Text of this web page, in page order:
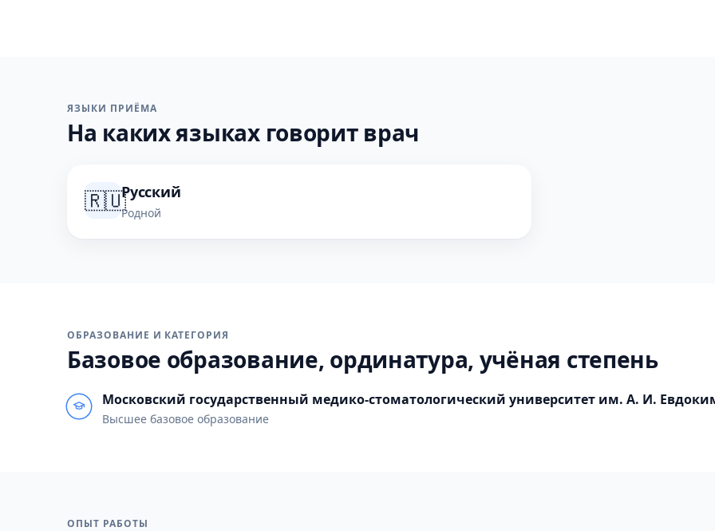
ЯЗЫКИ ПРИЁМА
На каких языках говорит врач
🇷🇺Русский
Родной
ОБРАЗОВАНИЕ И КАТЕГОРИЯ
Базовое образование, ординатура, учёная степень
Московский государственный медико-стоматологический университет им. А. И.
Высшее базовое образование
ОПЫТ РАБОТЫ